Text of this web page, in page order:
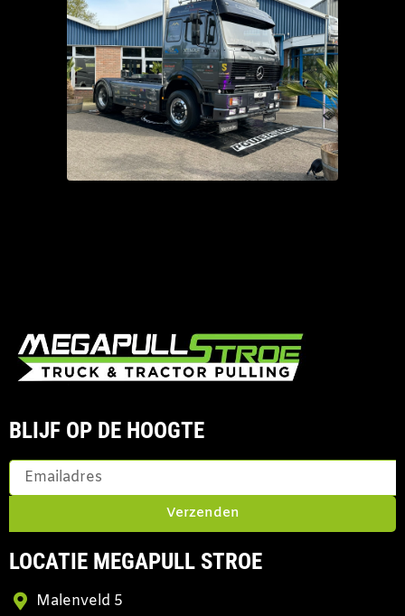
BLIJF OP DE HOOGTE
Verzenden
LOCATIE MEGAPULL STROE
Malenveld 5